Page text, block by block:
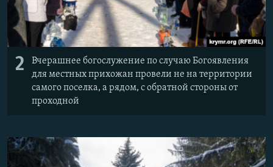
2
Вчерашнее богослужение по случаю Богоявления
для местных прихожан провели не на территории
самого поселка, а рядом, с обратной стороны от
проходной